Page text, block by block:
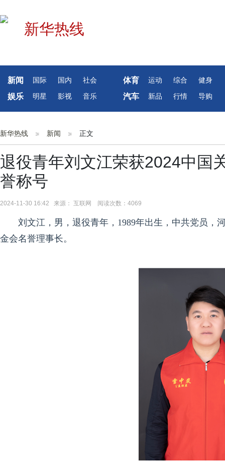
新闻 国际 国内 社会 体育 运动 综合 健身
娱乐 明星 影视 音乐 汽车 新品 行情 导购
新华热线 新闻 正文
退役青年刘文江荣获2024中国
誉称号
2024-11-30 16:42 来源： 互联网 阅读次数：4069
刘文江，男，退役青年，1989年出生，中共党员，
金会名誉理事长。